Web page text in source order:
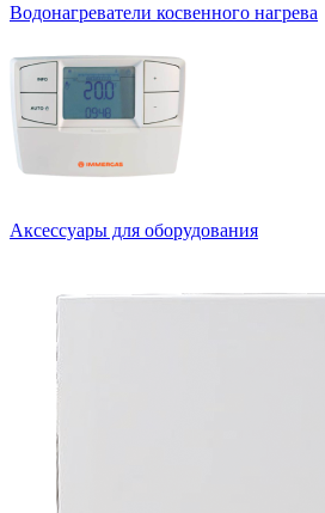
Водонагреватели косвенного нагрева
Аксессуары для оборудования